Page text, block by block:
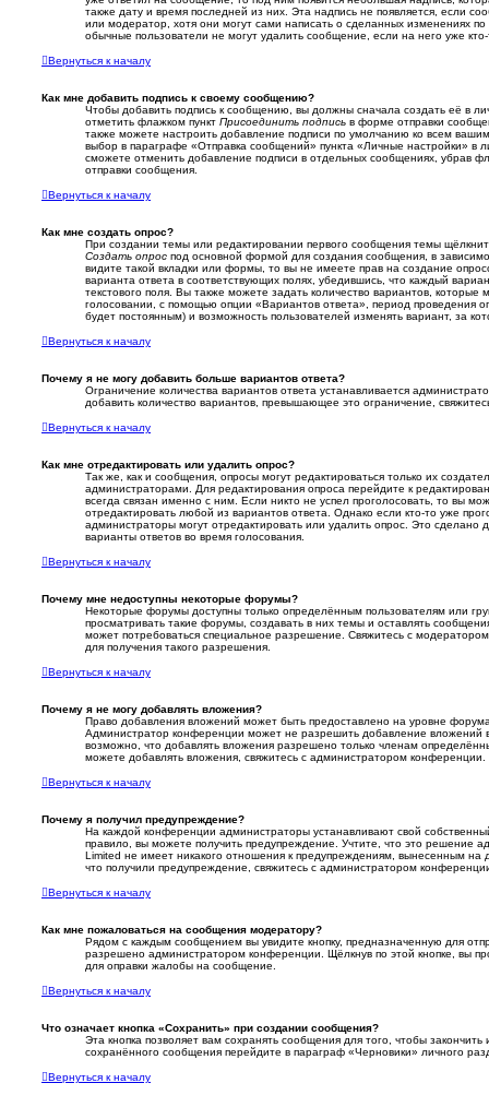
также дату и время последней из них. Эта надпись не появляется, если
или модератор, хотя они могут сами написать о сделанных изменениях
обычные пользователи не могут удалить сообщение, если на него уже
Вернуться к началу
Как мне добавить подпись к своему сообщению?
Чтобы добавить подпись к сообщению, вы должны сначала создать её в
отметить флажком пункт Присоединить подпись в форме отправки
также можете настроить добавление подписи по умолчанию ко всем
выбор в параграфе «Отправка сообщений» пункта «Личные настройки» в
сможете отменить добавление подписи в отдельных сообщениях, убрав
отправки сообщения.
Вернуться к началу
Как мне создать опрос?
При создании темы или редактировании первого сообщения темы
Создать опрос под основной формой для создания сообщения, в
видите такой вкладки или формы, то вы не имеете прав на создание
варианта ответа в соответствующих полях, убедившись, что каждый
текстового поля. Вы также можете задать количество вариантов, которые
голосовании, с помощью опции «Вариантов ответа», период проведения
будет постоянным) и возможность пользователей изменять вариант, за
Вернуться к началу
Почему я не могу добавить больше вариантов ответа?
Ограничение количества вариантов ответа устанавливается
добавить количество вариантов, превышающее это ограничение,
Вернуться к началу
Как мне отредактировать или удалить опрос?
Так же, как и сообщения, опросы могут редактироваться только их
администраторами. Для редактирования опроса перейдите к
всегда связан именно с ним. Если никто не успел проголосовать, то вы
отредактировать любой из вариантов ответа. Однако если кто-то уже
администраторы могут отредактировать или удалить опрос. Это сделано
варианты ответов во время голосования.
Вернуться к началу
Почему мне недоступны некоторые форумы?
Некоторые форумы доступны только определённым пользователям или
просматривать такие форумы, создавать в них темы и оставлять
может потребоваться специальное разрешение. Свяжитесь с
для получения такого разрешения.
Вернуться к началу
Почему я не могу добавлять вложения?
Право добавления вложений может быть предоставлено на уровне
Администратор конференции может не разрешить добавление вложений
возможно, что добавлять вложения разрешено только членам
можете добавлять вложения, свяжитесь с администратором конференции.
Вернуться к началу
Почему я получил предупреждение?
На каждой конференции администраторы устанавливают свой
правило, вы можете получить предупреждение. Учтите, что это решение
Limited не имеет никакого отношения к предупреждениям, вынесенным на
что получили предупреждение, свяжитесь с администратором
Вернуться к началу
Как мне пожаловаться на сообщения модератору?
Рядом с каждым сообщением вы увидите кнопку, предназначенную для
разрешено администратором конференции. Щёлкнув по этой кнопке, вы
для оправки жалобы на сообщение.
Вернуться к началу
Что означает кнопка «Сохранить» при создании сообщения?
Эта кнопка позволяет вам сохранять сообщения для того, чтобы закончить
сохранённого сообщения перейдите в параграф «Черновики» личного
Вернуться к началу